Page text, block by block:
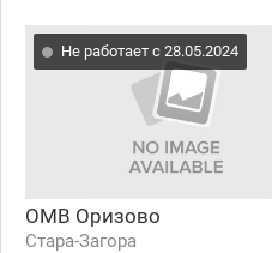
Не работает с 28.05.2024
ОМВ Оризово
Стара-Загора